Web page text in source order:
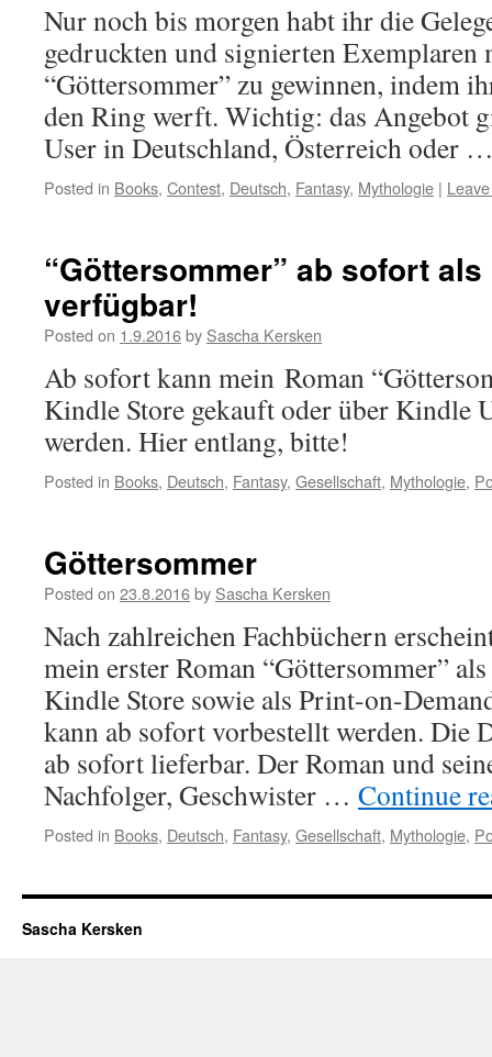
Nur noch bis morgen habt ihr die
gedruckten und signierten Exemplaren
“Göttersommer” zu gewinnen, indem
den Ring werft. Wichtig: das Angebot
User in Deutschland, Österreich oder
Posted in Books, Contest, Deutsch, Fantasy, Mythologie |
“Göttersommer” ab sofort
verfügbar!
Posted on 1.9.2016by Sascha Kersken
Ab sofort kann mein Roman
Kindle Store gekauft oder über Kindle
werden. Hier entlang, bitte!
Posted in Books, Deutsch, Fantasy, Gesellschaft, Mythologie,
Göttersommer
Posted on 23.8.2016by Sascha Kersken
Nach zahlreichen Fachbüchern
mein erster Roman “Göttersommer”
Kindle Store sowie als Print-on-
kann ab sofort vorbestellt werden. Die
ab sofort lieferbar. Der Roman und
Nachfolger, Geschwister … Continue
Posted in Books, Deutsch, Fantasy, Gesellschaft, Mythologie,
Sascha Kersken